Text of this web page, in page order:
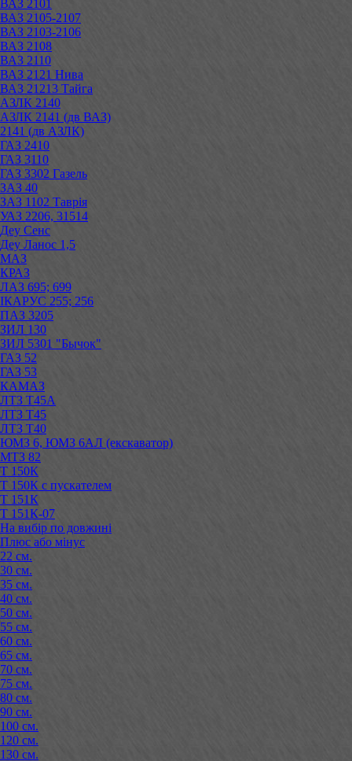
ВАЗ 2101
ВАЗ 2105-2107
ВАЗ 2103-2106
ВАЗ 2108
ВАЗ 2110
ВАЗ 2121 Нива
ВАЗ 21213 Тайга
АЗЛК 2140
АЗЛК 2141 (дв ВАЗ)
2141 (дв АЗЛК)
ГАЗ 2410
ГАЗ 3110
ГАЗ 3302 Газель
ЗАЗ 40
ЗАЗ 1102 Таврія
УАЗ 2206, 31514
Деу Сенс
Деу Ланос 1,5
МАЗ
КРАЗ
ЛАЗ 695; 699
ІКАРУС 255; 256
ПАЗ 3205
ЗИЛ 130
ЗИЛ 5301 "Бычок"
ГАЗ 52
ГАЗ 53
КАМАЗ
ЛТЗ Т45А
ЛТЗ Т45
ЛТЗ Т40
ЮМЗ 6, ЮМЗ 6АЛ (екскаватор)
МТЗ 82
Т 150К
Т 150К с пускателем
Т 151К
Т 151К-07
На вибір по довжині
Плюс або мінус
22 см.
30 см.
35 см.
40 см.
50 см.
55 см.
60 см.
65 см.
70 см.
75 см.
80 см.
90 см.
100 см.
120 см.
130 см.